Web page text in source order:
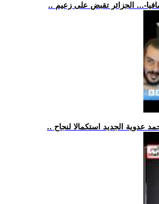
... الجزائر تقبض على زعيم
عدوية الجديد استكمالا لنجاح